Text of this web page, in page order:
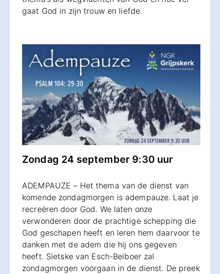
gaat God in zijn trouw en liefde.
Zondag 24 september 9:30 uur
ADEMPAUZE – Het thema van de dienst van
komende zondagmorgen is adempauze. Laat je
recreëren door God. We laten onze
verwonderen door de prachtige schepping die
God geschapen heeft en leren hem daarvoor te
danken met de adem die hij ons gegeven
heeft. Sietske van Esch-Beiboer zal
zondagmorgen voorgaan in de dienst. De preek